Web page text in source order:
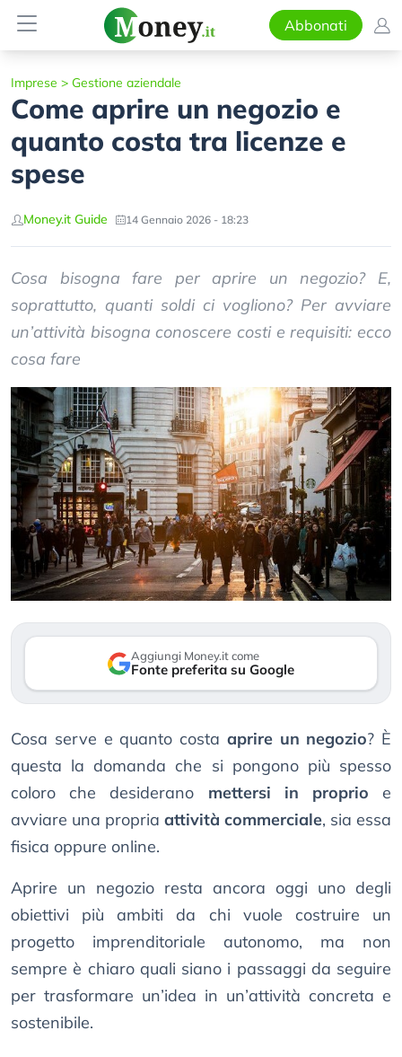
Abbonati
Imprese > Gestione aziendale
Come aprire un negozio e
quanto costa tra licenze e
spese
Money.it Guide 14 Gennaio 2026 - 18:23
Cosa bisogna fare per aprire un negozio? E,
soprattutto, quanti soldi ci vogliono? Per avviare
un’attività bisogna conoscere costi e requisiti: ecco
cosa fare
Aggiungi Money.it come
Fonte preferita su Google
Cosa serve e quanto costa aprire un negozio? È
questa la domanda che si pongono più spesso
coloro che desiderano mettersi in proprio e
avviare una propria attività commerciale, sia essa
fisica oppure online.
Aprire un negozio resta ancora oggi uno degli
obiettivi più ambiti da chi vuole costruire un
progetto imprenditoriale autonomo, ma non
sempre è chiaro quali siano i passaggi da seguire
per trasformare un’idea in un’attività concreta e
sostenibile.